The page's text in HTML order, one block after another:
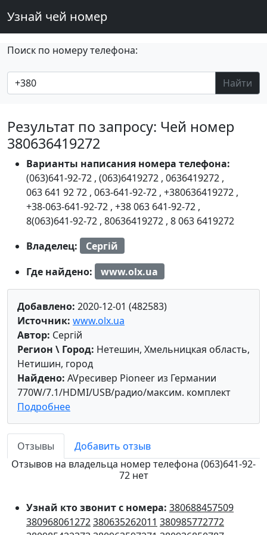
Узнай чей номер
Поиск по номеру телефона:
Найти
Результат по запросу: Чей номер
380636419272
Варианты написания номера телефона:
(063)641-92-72 , (063)6419272 , 0636419272 ,
063 641 92 72 , 063-641-92-72 , +380636419272 ,
+38-063-641-92-72 , +38 063 641-92-72 ,
8(063)641-92-72 , 80636419272 , 8 063 6419272
Владелец:
Сергій
Где найдено:
www.olx.ua
Добавлено: 2020-12-01 (482583)
Источник: www.olx.ua
Автор: Сергій
Регион \ Город: Нетешин, Хмельницкая область,
Нетишин, город
Найдено: AVресивер Pioneer из Германии
770W/7.1/HDMI/USB/радио/максим. комплект
Подробнее
Отзывы
Добавить отзыв
Отзывов на владельца номер телефона (063)641-92-
72 нет
Узнай кто звонит с номера: 380688457509
380968061272380635262011 380985772772